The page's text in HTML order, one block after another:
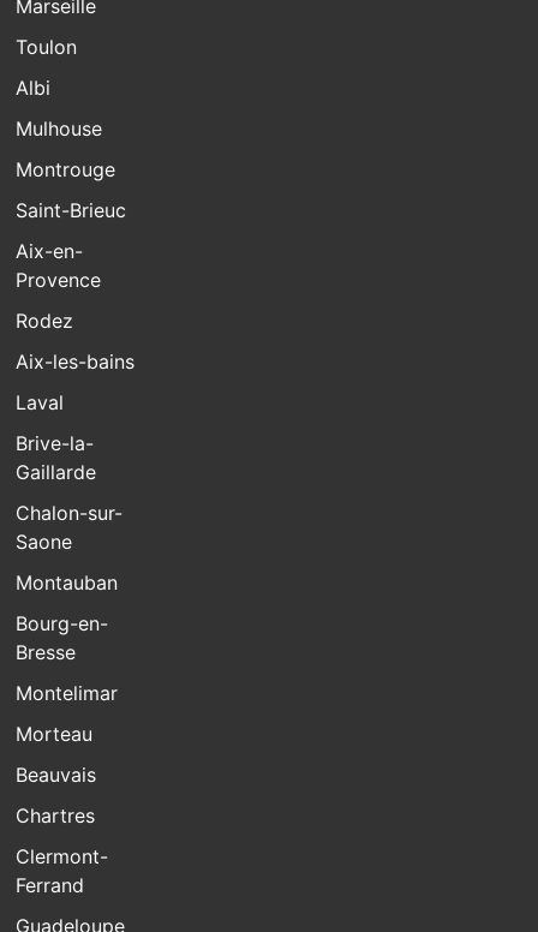
Marseille
Toulon
Albi
Mulhouse
Montrouge
Saint-Brieuc
Aix-en-
Provence
Rodez
Aix-les-bains
Laval
Brive-la-
Gaillarde
Chalon-sur-
Saone
Montauban
Bourg-en-
Bresse
Montelimar
Morteau
Beauvais
Chartres
Clermont-
Ferrand
Guadeloupe